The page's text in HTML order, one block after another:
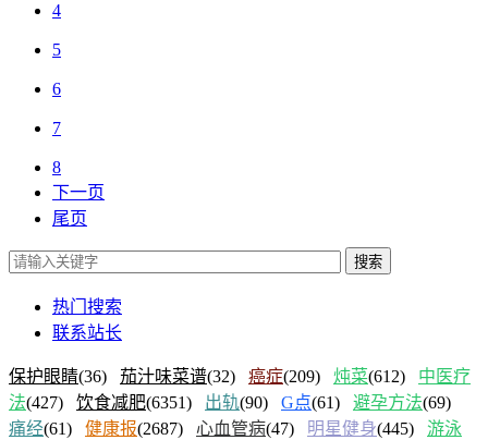
4
5
6
7
8
下一页
尾页
搜索
热门搜索
联系站长
保护眼睛(36) 茄汁味菜谱(32) 癌症(209) 炖菜(612) 中医疗
法(427) 饮食减肥(6351) 出轨(90) G点(61) 避孕方法(69)
痛经(61) 健康报(2687) 心血管病(47) 明星健身(445) 游泳